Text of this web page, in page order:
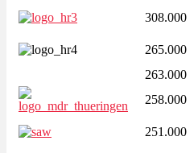
308.000
265.000
263.000
258.000
251.000